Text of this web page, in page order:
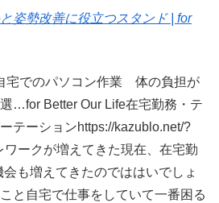
姿勢改善に役立つスタンド | for
宅でのパソコン作業 体の負担が
…for Better Our Life在宅勤務・テ
テーションhttps://kazublo.net/?
ークが増えてきた現在、在宅勤
も増えてきたのでははいでしょ
と自宅で仕事をしていて一番困る